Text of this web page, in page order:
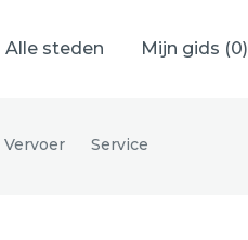
Alle steden Mijn gids (0)
Vervoer Service